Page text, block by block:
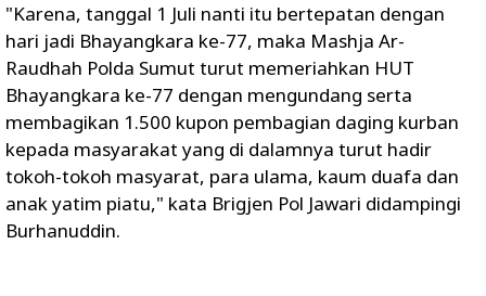
"Karena, tanggal 1 Juli nanti itu bertepatan dengan
hari jadi Bhayangkara ke-77, maka Mashja Ar-
Raudhah Polda Sumut turut memeriahkan HUT
Bhayangkara ke-77 dengan mengundang serta
membagikan 1.500 kupon pembagian daging kurban
kepada masyarakat yang di dalamnya turut hadir
tokoh-tokoh masyarat, para ulama, kaum duafa dan
anak yatim piatu," kata Brigjen Pol Jawari didampingi
Burhanuddin.